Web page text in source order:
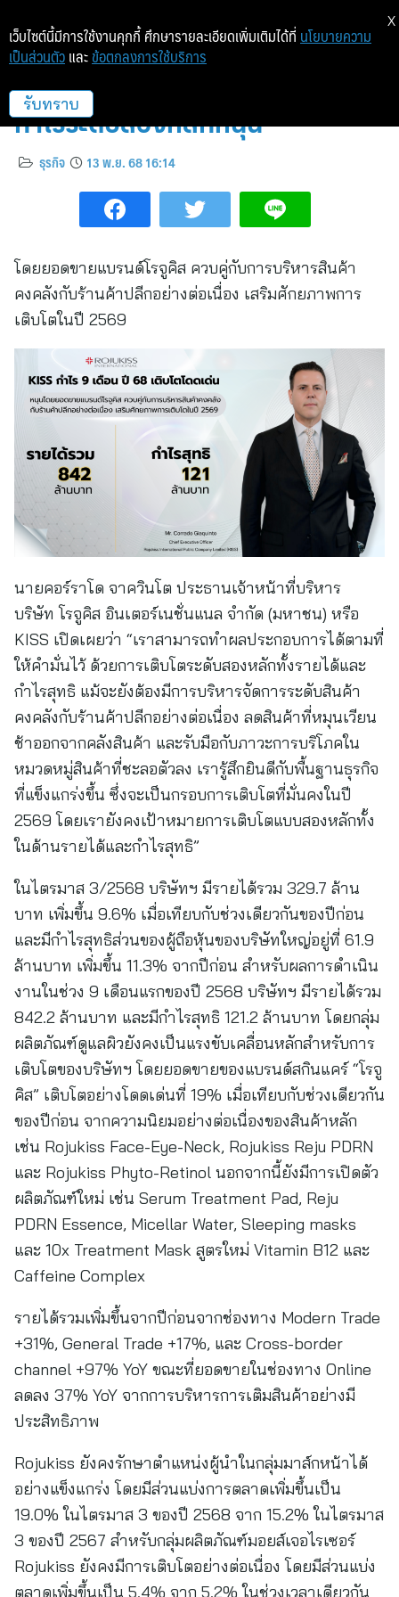
KISS เติบโตโดดเด่นทั้งรายได้และ
กำไรระดับสองหลักหนุน
ธุรกิจ 13 พ.ย. 68 16:14
โดยยอดขายแบรนด์โรจูคิส ควบคู่กับการบริหารสินค้า
คงคลังกับร้านค้าปลีกอย่างต่อเนื่อง เสริมศักยภาพการ
เติบโตในปี 2569
นายคอร์ราโด จาควินโต ประธานเจ้าหน้าที่บริหาร
บริษัท โรจูคิส อินเตอร์เนชั่นแนล จำกัด (มหาชน) หรือ
KISS เปิดเผยว่า “เราสามารถทำผลประกอบการได้ตามที่
ให้คำมั่นไว้ ด้วยการเติบโตระดับสองหลักทั้งรายได้และ
กำไรสุทธิ แม้จะยังต้องมีการบริหารจัดการระดับสินค้า
คงคลังกับร้านค้าปลีกอย่างต่อเนื่อง ลดสินค้าที่หมุนเวียน
ช้าออกจากคลังสินค้า และรับมือกับภาวะการบริโภคใน
หมวดหมู่สินค้าที่ชะลอตัวลง เรารู้สึกยินดีกับพื้นฐานธุรกิจ
ที่แข็งแกร่งขึ้น ซึ่งจะเป็นกรอบการเติบโตที่มั่นคงในปี
2569 โดยเรายังคงเป้าหมายการเติบโตแบบสองหลักทั้ง
ในด้านรายได้และกำไรสุทธิ”
ในไตรมาส 3/2568 บริษัทฯ มีรายได้รวม 329.7 ล้าน
บาท เพิ่มขึ้น 9.6% เมื่อเทียบกับช่วงเดียวกันของปีก่อน
และมีกำไรสุทธิส่วนของผู้ถือหุ้นของบริษัทใหญ่อยู่ที่ 61.9
ล้านบาท เพิ่มขึ้น 11.3% จากปีก่อน สำหรับผลการดำเนิน
งานในช่วง 9 เดือนแรกของปี 2568 บริษัทฯ มีรายได้รวม
842.2 ล้านบาท และมีกำไรสุทธิ 121.2 ล้านบาท โดยกลุ่ม
ผลิตภัณฑ์ดูแลผิวยังคงเป็นแรงขับเคลื่อนหลักสำหรับการ
เติบโตของบริษัทฯ โดยยอดขายของแบรนด์สกินแคร์ “โรจู
คิส” เติบโตอย่างโดดเด่นที่ 19% เมื่อเทียบกับช่วงเดียวกัน
ของปีก่อน จากความนิยมอย่างต่อเนื่องของสินค้าหลัก
เช่น Rojukiss Face-Eye-Neck, Rojukiss Reju PDRN
และ Rojukiss Phyto-Retinol นอกจากนี้ยังมีการเปิดตัว
ผลิตภัณฑ์ใหม่ เช่น Serum Treatment Pad, Reju
PDRN Essence, Micellar Water, Sleeping masks
และ 10x Treatment Mask สูตรใหม่ Vitamin B12 และ
Caffeine Complex
รายได้รวมเพิ่มขึ้นจากปีก่อนจากช่องทาง Modern Trade
+31%, General Trade +17%, และ Cross-border
channel +97% YoY ขณะที่ยอดขายในช่องทาง Online
ลดลง 37% YoY จากการบริหารการเติมสินค้าอย่างมี
ประสิทธิภาพ
Rojukiss ยังคงรักษาตำแหน่งผู้นำในกลุ่มมาส์กหน้าได้
อย่างแข็งแกร่ง โดยมีส่วนแบ่งการตลาดเพิ่มขึ้นเป็น
19.0% ในไตรมาส 3 ของปี 2568 จาก 15.2% ในไตรมาส
3 ของปี 2567 สำหรับกลุ่มผลิตภัณฑ์มอยส์เจอไรเซอร์
Rojukiss ยังคงมีการเติบโตอย่างต่อเนื่อง โดยมีส่วนแบ่ง
ตลาดเพิ่มขึ้นเป็น 5.4% จาก 5.2% ในช่วงเวลาเดียวกัน
เว็บไซต์นี้มีการใช้งานคุกกี้ ศึกษารายละเอียดเพิ่มเติมได้ที่ นโยบายความ
เป็นส่วนตัว และ ข้อตกลงการใช้บริการ
รับทราบ
X